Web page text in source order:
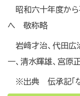
昭和六十年度か
へ 敬称略
岩﨑才治、代田広
一、清水輝雄、宮原
※出典 伝承記「